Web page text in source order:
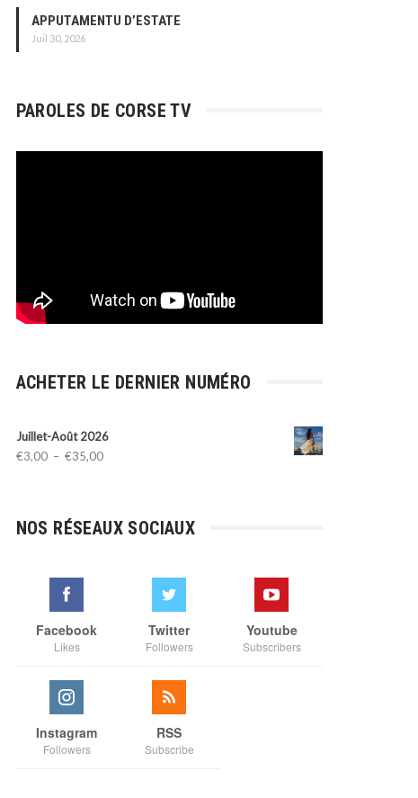
APPUTAMENTU D’ESTATE
Juil 30, 2026
PAROLES DE CORSE TV
ACHETER LE DERNIER NUMÉRO
Juillet-Août 2026
€3,00 – €35,00Plage
à
NOS RÉSEAUX SOCIAUX
Facebook
Likes
Twitter
Followers
Youtube
Subscribers
Instagram
Followers
RSS
Subscribe